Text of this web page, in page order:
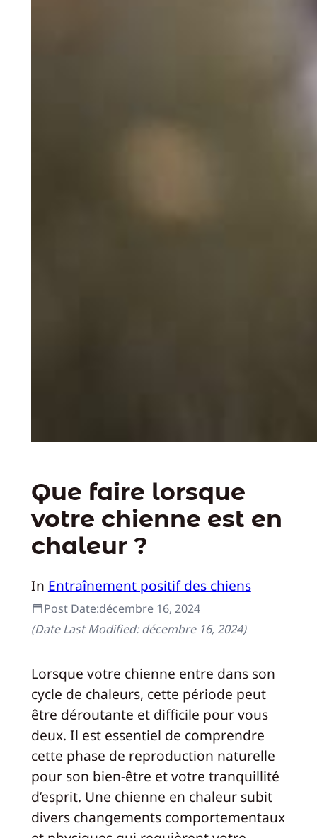
Que faire lorsque
votre chienne est en
chaleur ?
In Entraînement positif des chiens
Post Date:décembre 16, 2024
(Date Last Modified:décembre 16, 2024)
Lorsque votre chienne entre dans son
cycle de chaleurs, cette période peut
être déroutante et difficile pour vous
deux. Il est essentiel de comprendre
cette phase de reproduction naturelle
pour son bien-être et votre tranquillité
d’esprit. Une chienne en chaleur subit
divers changements comportementaux